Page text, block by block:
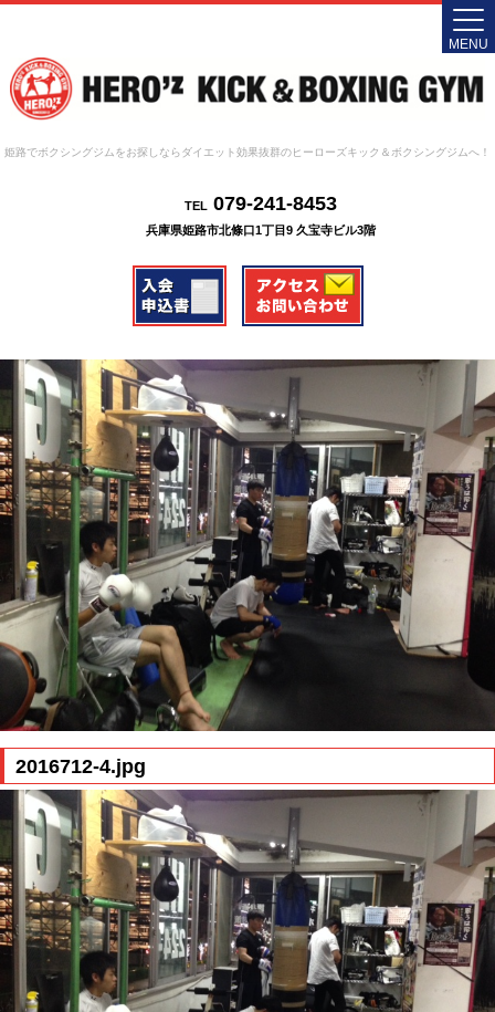
姫路でボクシングジムをお探しならダイエット効果抜群のヒーローズキック＆ボクシングジムへ！
TEL079-241-8453
兵庫県姫路市北條口1丁目9 久宝寺ビル3階
MENU
2016712-4.jpg